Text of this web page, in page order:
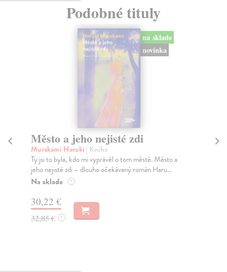
Podobné tituly
na sklade
novinka
Město a jeho nejisté zdi
Murakami Haruki | Kniha
Ty jsi to byla, kdo mi vyprávěl o tom městě. Město a
jeho nejisté zdi – dlouho očekávaný román Haru...
Na sklade ?
30,22 €
32,85 € ?